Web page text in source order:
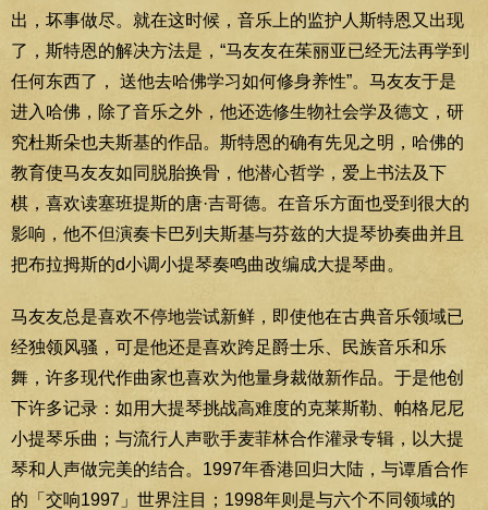
出，坏事做尽。就在这时候，音乐上的监护人斯特恩又出现
了，斯特恩的解决方法是，“马友友在茱丽亚已经无法再学到
任何东西了， 送他去哈佛学习如何修身养性”。马友友于是
进入哈佛，除了音乐之外，他还选修生物社会学及德文，研
究杜斯朵也夫斯基的作品。斯特恩的确有先见之明，哈佛的
教育使马友友如同脱胎换骨，他潜心哲学，爱上书法及下
棋，喜欢读塞班提斯的唐·吉哥德。在音乐方面也受到很大的
影响，他不但演奏卡巴列夫斯基与芬兹的大提琴协奏曲并且
把布拉拇斯的d小调小提琴奏鸣曲改编成大提琴曲。
马友友总是喜欢不停地尝试新鲜，即使他在古典音乐领域已
经独领风骚，可是他还是喜欢跨足爵士乐、民族音乐和乐
舞，许多现代作曲家也喜欢为他量身裁做新作品。于是他创
下许多记录：如用大提琴挑战高难度的克莱斯勒、帕格尼尼
小提琴乐曲；与流行人声歌手麦菲林合作灌录专辑，以大提
琴和人声做完美的结合。1997年香港回归大陆，与谭盾合作
的「交响1997」世界注目；1998年则是与六个不同领域的